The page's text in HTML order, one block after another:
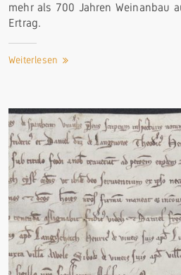
mehr als 700 Jahren Weinanbau
Ertrag.
Weiterlesen